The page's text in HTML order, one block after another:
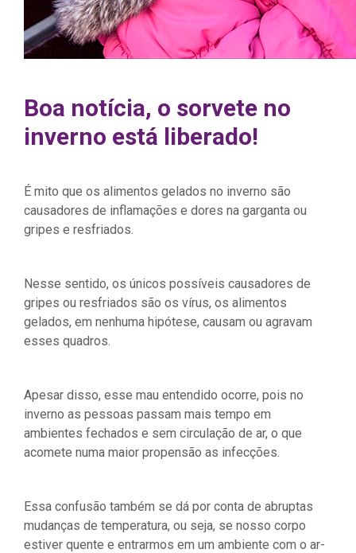
Boa notícia, o sorvete no
inverno está liberado!
É mito que os alimentos gelados no inverno são
causadores de inflamações e dores na garganta ou
gripes e resfriados.
Nesse sentido, os únicos possíveis causadores de
gripes ou resfriados são os vírus, os alimentos
gelados, em nenhuma hipótese, causam ou agravam
esses quadros.
Apesar disso, esse mau entendido ocorre, pois no
inverno as pessoas passam mais tempo em
ambientes fechados e sem circulação de ar, o que
acomete numa maior propensão as infecções.
Essa confusão também se dá por conta de abruptas
mudanças de temperatura, ou seja, se nosso corpo
estiver quente e entrarmos em um ambiente com o ar-